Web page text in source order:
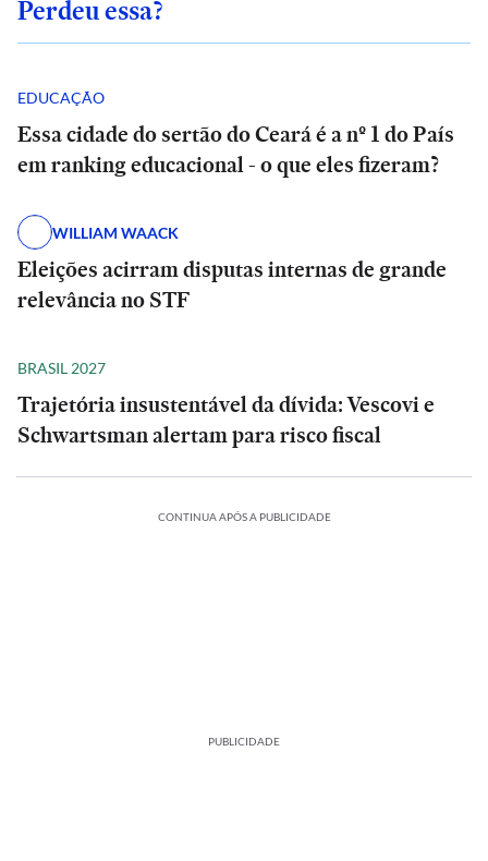
Perdeu essa?
EDUCAÇÃO
Essa cidade do sertão do Ceará é a nº 1 do País
em ranking educacional - o que eles fizeram?
WILLIAM WAACK
Eleições acirram disputas internas de grande
relevância no STF
BRASIL 2027
Trajetória insustentável da dívida: Vescovi e
Schwartsman alertam para risco fiscal
CONTINUA APÓS A PUBLICIDADE
PUBLICIDADE